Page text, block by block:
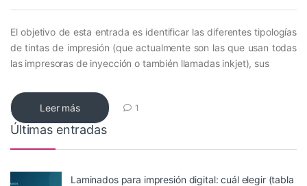
El objetivo de esta entrada es identificar las diferentes tipologías
de tintas de impresión (que actualmente son las que usan todas
las impresoras de inyección o también llamadas inkjet), sus
Leer más 1
Últimas entradas
Laminados para impresión digital: cuál elegir (tabla